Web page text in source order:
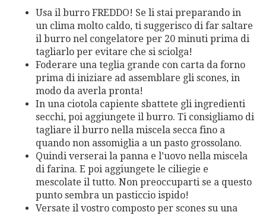
Usa il burro FREDDO! Se li stai preparando in
un clima molto caldo, ti suggerisco di far saltare
il burro nel congelatore per 20 minuti prima di
tagliarlo per evitare che si sciolga!
Foderare una teglia grande con carta da forno
prima di iniziare ad assemblare gli scones, in
modo da averla pronta!
In una ciotola capiente sbattete gli ingredienti
secchi, poi aggiungete il burro. Ti consigliamo di
tagliare il burro nella miscela secca fino a
quando non assomiglia a un pasto grossolano.
Quindi verserai la panna e l’uovo nella miscela
di farina. E poi aggiungete le ciliegie e
mescolate il tutto. Non preoccuparti se a questo
punto sembra un pasticcio ispido!
Versate il vostro composto per scones su una